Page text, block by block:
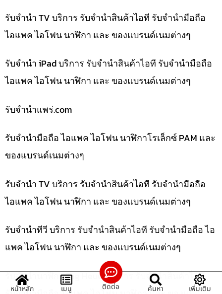
รับจำนำ TV บริการ รับจำนำสินค้าไอที รับจำนำมือถือ
ไอแพค ไอโฟน นาฬิกา และ ของแบรนด์เนมต่างๆ
รับจำนำ iPad บริการ รับจำนำสินค้าไอที รับจำนำมือถือ
ไอแพค ไอโฟน นาฬิกา และ ของแบรนด์เนมต่างๆ
รับจํานําแพร่.com
รับจำนำมือถือ ไอแพค ไอโฟน นาฬิกาโรเล็กซ์ PAM และ
ของแบรนด์เนมต่างๆ
รับจำนำ TV บริการ รับจำนำสินค้าไอที รับจำนำมือถือ
ไอแพค ไอโฟน นาฬิกา และ ของแบรนด์เนมต่างๆ
รับจำนำทีวี บริการ รับจำนำสินค้าไอที รับจำนำมือถือ ไอ
แพค ไอโฟน นาฬิกา และ ของแบรนด์เนมต่างๆ
รับจำนำนาฬิกา Tag Heuer บริการ รับจำนำสินค้าไอที
หน้าหลัก เมนู ติดต่อ ค้นหา เพิ่มเติม